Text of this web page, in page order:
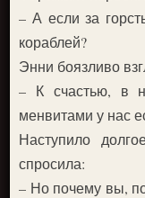
– А если за
кораблей?
Энни боязливо
– К счастью, в
менвитами у нас
Наступило
спросила:
– Но почему вы,